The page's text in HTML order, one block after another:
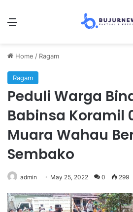
Menu
Home / Ragam
Ragam
Peduli Warga
Babinsa Koramil
Muara Wahau
Sembako
admin May 25, 2022 0 299